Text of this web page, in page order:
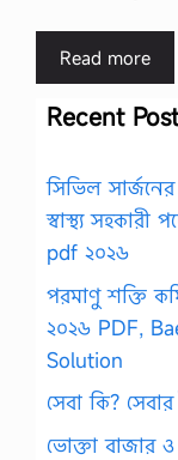
Read more
Recent
সিভিল
স্বাস্থ্য সহকারী
pdf ২০২৬
পরমাণু শক্তি
২০২৬ PDF,
Solution
সেবা কি?
ভোক্তা বাজার ও